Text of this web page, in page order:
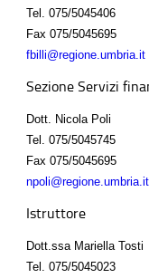
Tel.
075/5045406
Fax 075/5045695
fbilli@regione.umbria.it
Sezione Servizi
Dott. Nicola Poli
Tel.
075/5045745
Fax 075/5045695
npoli@regione.umbria.it
Istruttore
Dott.ssa Mariella Tosti
Tel.
075/5045023